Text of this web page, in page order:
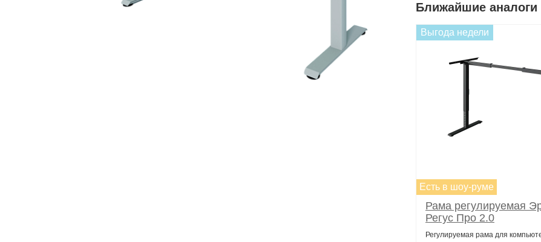
Ближайшие аналоги
Выгода недели
Есть в шоу-руме
Рама регулируемая
Регус Про 2.0
Регулируемая рама для